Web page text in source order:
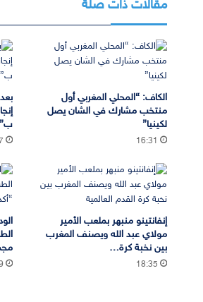
مقالات ذات صلة
الكاف: “المحلي المغربي أول
منتخب مشارك في الشان يصل
لكينيا”
16:31
إنفانتينو منبهر بملعب الأمير
مولاي عبد الله ويصنف المغرب
بين نخبة كرة…
18:35